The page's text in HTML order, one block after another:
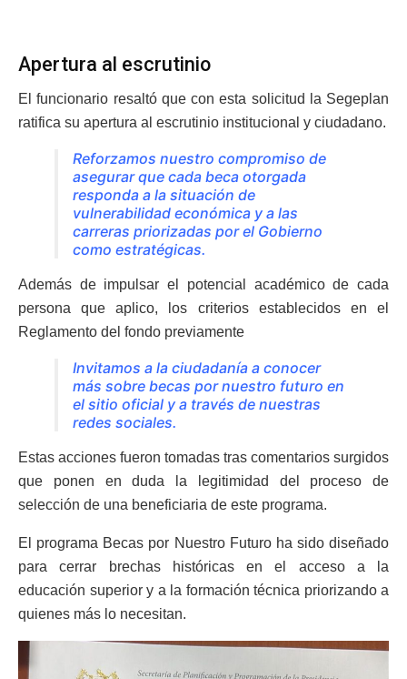
Apertura al escrutinio
El funcionario resaltó que con esta solicitud la Segeplan
ratifica su apertura al escrutinio institucional y ciudadano.
Reforzamos nuestro compromiso de
asegurar que cada beca otorgada
responda a la situación de
vulnerabilidad económica y a las
carreras priorizadas por el Gobierno
como estratégicas.
Además de impulsar el potencial académico de cada
persona que aplico, los criterios establecidos en el
Reglamento del fondo previamente
Invitamos a la ciudadanía a conocer
más sobre becas por nuestro futuro en
el sitio oficial y a través de nuestras
redes sociales.
Estas acciones fueron tomadas tras comentarios surgidos
que ponen en duda la legitimidad del proceso de
selección de una beneficiaria de este programa.
El programa Becas por Nuestro Futuro ha sido diseñado
para cerrar brechas históricas en el acceso a la
educación superior y a la formación técnica priorizando a
quienes más lo necesitan.